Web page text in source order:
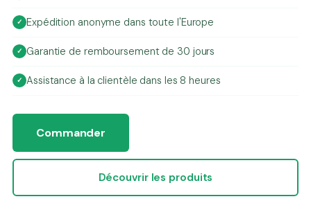
Expédition anonyme dans toute l'Europe
Garantie de remboursement de 30 jours
Assistance à la clientèle dans les 8 heures
Commander
Découvrir les produits